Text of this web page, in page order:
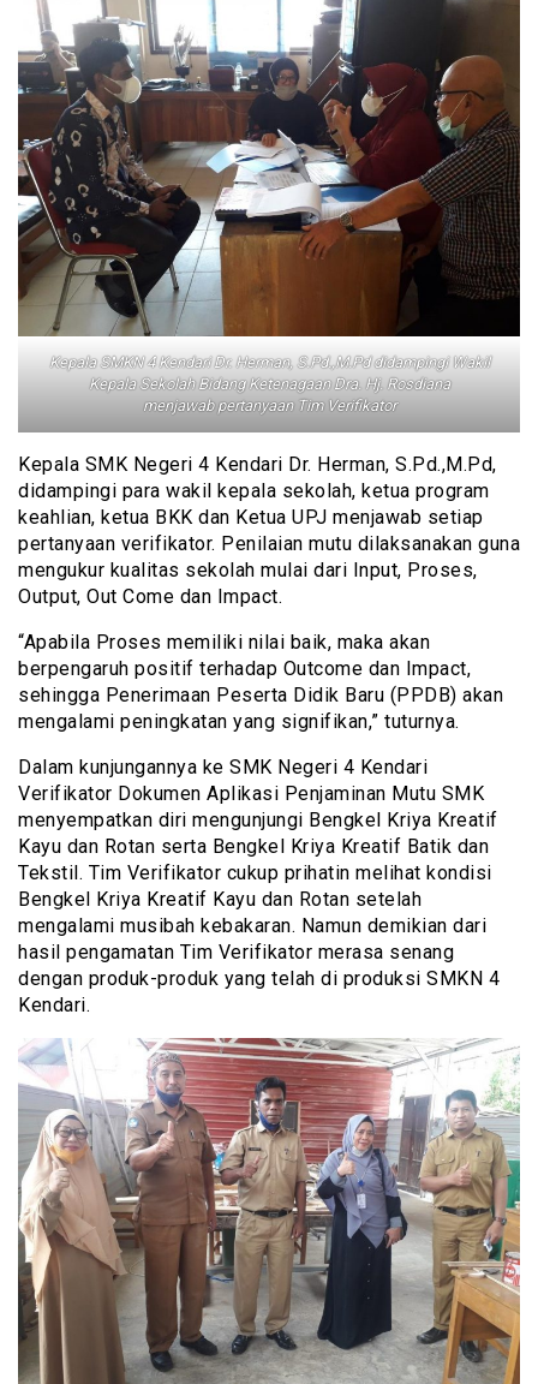
Kepala SMKN 4 Kendari Dr. Herman, S.Pd.,M.Pd didampingi Wakil
Kepala Sekolah Bidang Ketenagaan Dra. Hj. Rosdiana
menjawab pertanyaan Tim Verifikator
Kepala SMK Negeri 4 Kendari Dr. Herman, S.Pd.,M.Pd,
didampingi para wakil kepala sekolah, ketua program
keahlian, ketua BKK dan Ketua UPJ menjawab setiap
pertanyaan verifikator. Penilaian mutu dilaksanakan guna
mengukur kualitas sekolah mulai dari Input, Proses,
Output, Out Come dan Impact.
“Apabila Proses memiliki nilai baik, maka akan
berpengaruh positif terhadap Outcome dan Impact,
sehingga Penerimaan Peserta Didik Baru (PPDB) akan
mengalami peningkatan yang signifikan,” tuturnya.
Dalam kunjungannya ke SMK Negeri 4 Kendari
Verifikator Dokumen Aplikasi Penjaminan Mutu SMK
menyempatkan diri mengunjungi Bengkel Kriya Kreatif
Kayu dan Rotan serta Bengkel Kriya Kreatif Batik dan
Tekstil. Tim Verifikator cukup prihatin melihat kondisi
Bengkel Kriya Kreatif Kayu dan Rotan setelah
mengalami musibah kebakaran. Namun demikian dari
hasil pengamatan Tim Verifikator merasa senang
dengan produk-produk yang telah di produksi SMKN 4
Kendari.